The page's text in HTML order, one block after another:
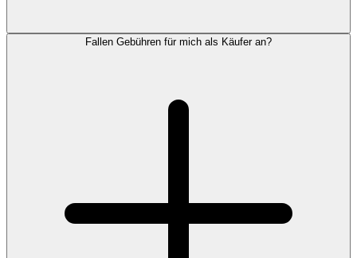
Fallen Gebühren für mich als Käufer an?